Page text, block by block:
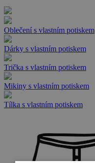
Oblečení s vlastním potiskem
Dárky s vlastním potiskem
Trička s vlastním potiskem
Mikiny s vlastním potiskem
Tílka s vlastním potiskem